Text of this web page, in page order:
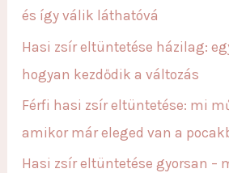
:
és így válik láthatóvá
Hasi zsír eltüntetése házilag:
hogyan kezdődik a változás
Férfi hasi zsír eltüntetése: mi
amikor már eleged van a
Hasi zsír eltüntetése gyorsan –